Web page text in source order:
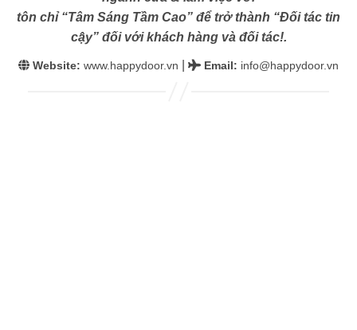
tôn chỉ “Tâm Sáng Tầm Cao” để trở thành “Đối tác tin
cậy” đối với khách hàng và đối tác!.
Website: www.happydoor.vn Email: info@happydoor.vn